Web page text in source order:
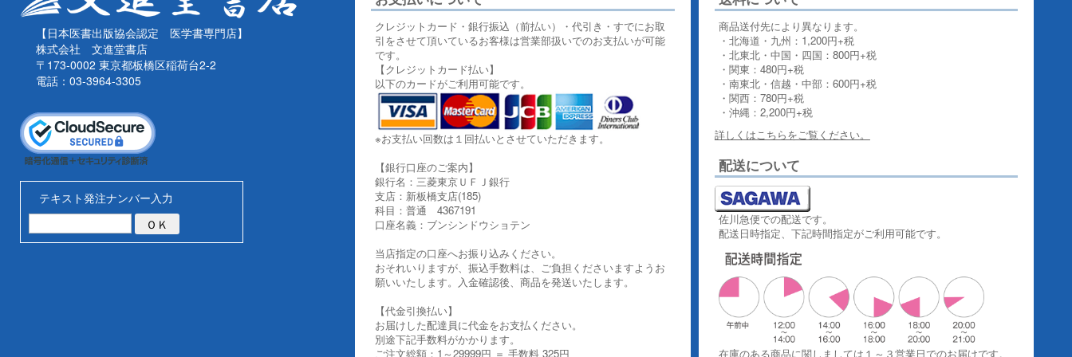
【日本医書出版協会認定 医学書専門店】
株式会社 文進堂書店
〒173-0002 東京都板橋区稲荷台2-2
電話：03-3964-3305
テキスト発注ナンバー入力
クレジットカード・銀行振込（前払い）・代引き・すでにお取
引をさせて頂いているお客様は営業部扱いでのお支払いが可能
です。
【クレジットカード払い】
以下のカードがご利用可能です。
※お支払い回数は１回払いとさせていただきます。
【銀行口座のご案内】
銀行名：三菱東京ＵＦＪ銀行
支店：新板橋支店(185)
科目：普通 4367191
口座名義：ブンシンドウショテン
当店指定の口座へお振り込みください。
おそれいりますが、振込手数料は、ご負担くださいますようお
願いいたします。入金確認後、商品を発送いたします。
【代金引換払い】
お届けした配達員に代金をお支払ください。
別途下記手数料がかかります。
ご注文総額：1～29999円 ＝ 手数料 325円
商品送付先により異なります。
・北海道・九州：1,200円+税
・北東北・中国・四国：800円+税
・関東：480円+税
・南東北・信越・中部：600円+税
・関西：780円+税
・沖縄：2,200円+税
詳しくはこちらをご覧ください。
配送について
佐川急便での配送です。
配送日時指定、下記時間指定がご利用可能です。
在庫のある商品に関しましては１～３営業日でのお届けです。